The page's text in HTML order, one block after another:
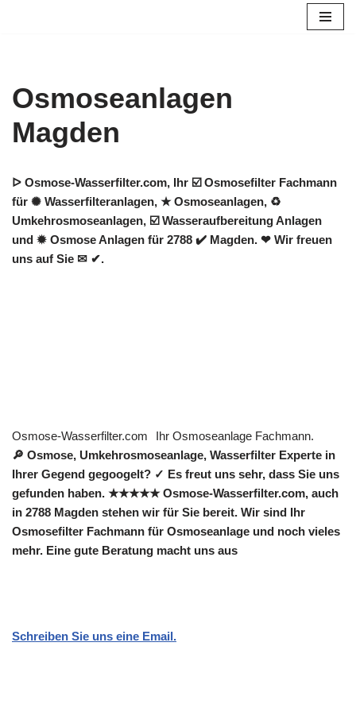
Osmoseanlagen
Magden
ᐅ Osmose-Wasserfilter.com, Ihr ☑️ Osmosefilter Fachmann
für ✺ Wasserfilteranlagen, ★ Osmoseanlagen, ♻
Umkehrosmoseanlagen, ☑️ Wasseraufbereitung Anlagen
und ✹ Osmose Anlagen für 2788 ✔️ Magden. ❤ Wir freuen
uns auf Sie ✉ ✔.
Osmose-Wasserfilter.com
Ihr Osmoseanlage Fachmann.
🔎 Osmose, Umkehrosmoseanlage, Wasserfilter Experte in
Ihrer Gegend gegoogelt? ✓ Es freut uns sehr, dass Sie uns
gefunden haben. ★★★★★ Osmose-Wasserfilter.com, auch
in 2788 Magden stehen wir für Sie bereit. Wir sind Ihr
Osmosefilter Fachmann für Osmoseanlage und noch vieles
mehr. Eine gute Beratung macht uns aus
Schreiben Sie uns eine Email.